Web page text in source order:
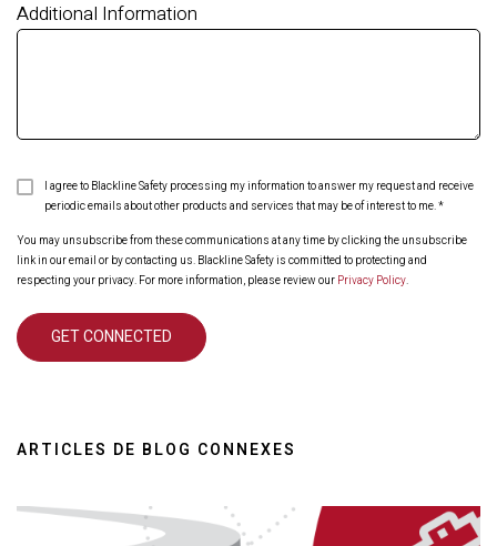
Additional Information
I agree to Blackline Safety processing my information to answer my request and receive
periodic emails about other products and services that may be of interest to me.*
You may unsubscribe from these communications at any time by clicking the unsubscribe
link in our email or by contacting us. Blackline Safety is committed to protecting and
respecting your privacy. For more information, please review our Privacy Policy.
ARTICLES DE BLOG CONNEXES